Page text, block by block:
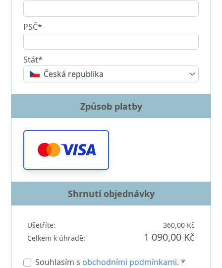
PSČ*
Stát*
Česká republika
Způsob platby
Shrnutí objednávky
Ušetříte:
360,00 Kč
Celkem k úhradě:
1 090,00 Kč
Souhlasím s obchodními podmínkami. *